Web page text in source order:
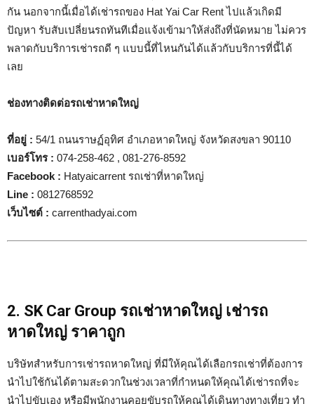
กัน นอกจากนี้เมื่อได้เช่ารถของ Hat Yai Car Rent ไปแล้วเกิดมี
ปัญหา รับสับเปลี่ยนรถทันทีเมื่อแจ้งเข้ามาให้ส่งถึงที่นัดหมาย ไม่ควร
พลาดกับบริการเช่ารถดี ๆ แบบนี้ที่ไหนกันได้แล้วกับบริการที่นี้ได้
เลย
ช่องทางติดต่อรถเช่าหาดใหญ่
ที่อยู่ : 54/1 ถนนราษฏ์อุทิศ อำเภอหาดใหญ่ จังหวัดสงขลา 90110
เบอร์โทร : 074-258-462 , 081-276-8592
Facebook : Hatyaicarrent รถเช่าที่หาดใหญ่
Line : 0812768592
เว็บไซต์ : carrenthadyai.com
2. SK Car Group รถเช่าหาดใหญ่ เช่ารถ
หาดใหญ่ ราคาถูก
บริษัทสำหรับการเช่ารถหาดใหญ่ ที่มีให้คุณได้เลือกรถเช่าที่ต้องการ
นำไปใช้กันได้ตามสะดวกในช่วงเวลาที่กำหนดให้คุณได้เช่ารถที่จะ
นำไปขับเอง หรือมีพนักงานคอยขับรถให้คุณได้เดินทางทางเที่ยว ทำ